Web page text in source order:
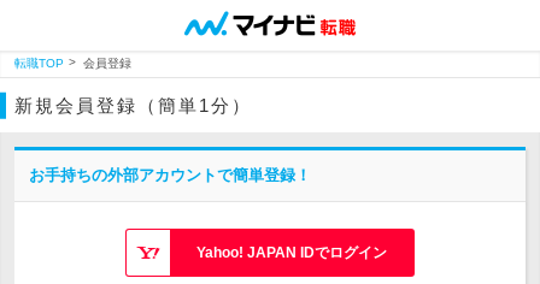
転職TOP 会員登録
新規会員登録（簡単1分）
お手持ちの外部アカウントで簡単登録！
Yahoo! JAPAN IDでログイン